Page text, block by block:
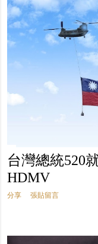
台灣總統520
HDMV
分享 張貼留言